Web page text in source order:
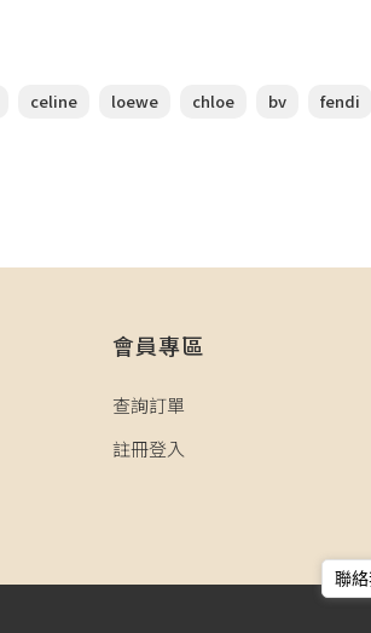
celine loewe chloe bv
fendi
會員專區
查詢訂單
註冊登入
聯絡